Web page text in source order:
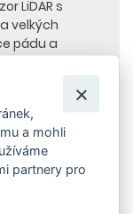
LiDAR s
velkých
pádu a
podle
a mohli
partnery pro